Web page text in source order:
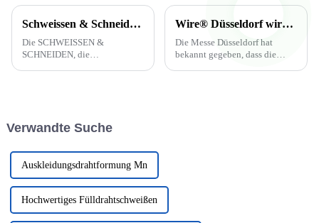
Schweissen & Schneiden 2023 (Essen, Germany)
Die SCHWEISSEN &
SCHNEIDEN, die
Beschichtungstechnik wird
Wire® Düsseldorf wird auf Juni 2022 verschoben.
Die Messe Düsseldorf hat
bekannt gegeben, dass die
Verwandte Suche
Auskleidungsdrahtformung Mn
Hochwertiges Fülldrahtschweißen